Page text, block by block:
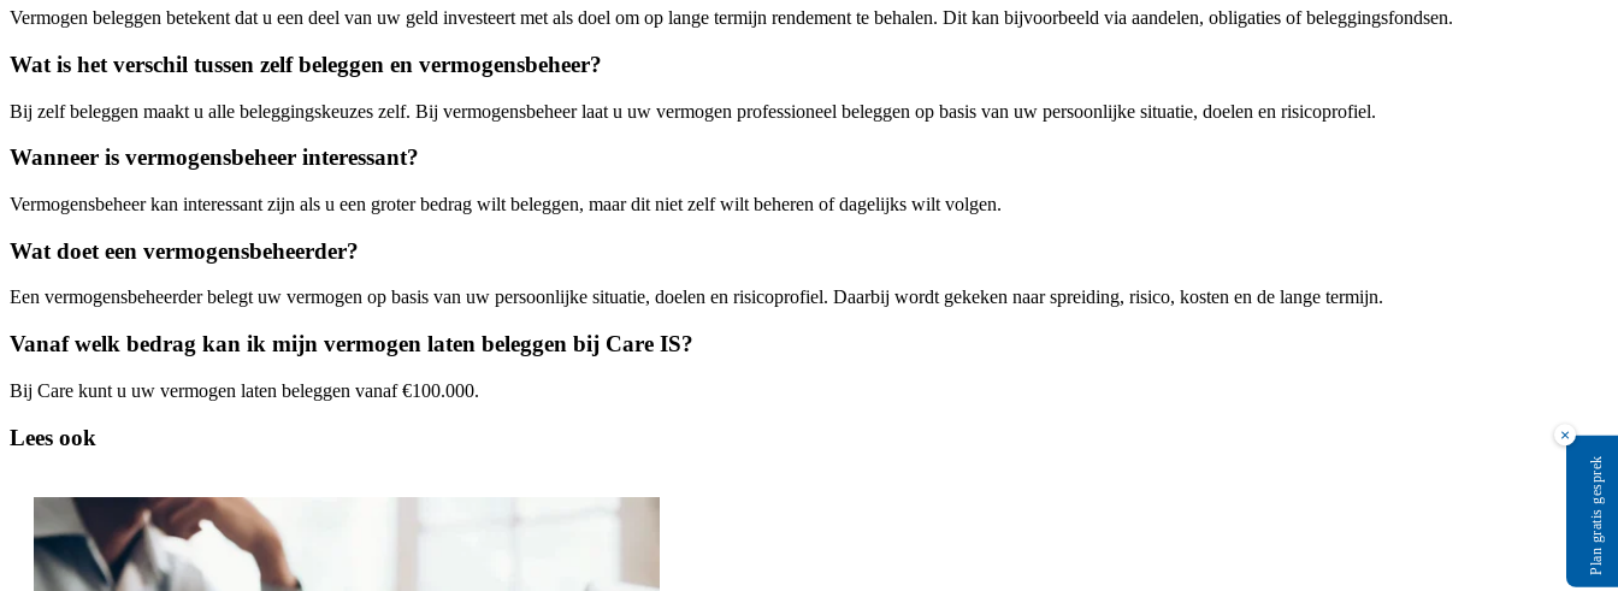
Vermogen beleggen betekent dat u een deel van uw geld investeert met als doel om op lange termijn rendement te behalen. Dit kan bijvoorbeeld via aandelen, obligaties of beleggingsfondsen.
Wat is het verschil tussen zelf beleggen en vermogensbeheer?
Bij zelf beleggen maakt u alle beleggingskeuzes zelf. Bij vermogensbeheer laat u uw vermogen professioneel beleggen op basis van uw persoonlijke situatie, doelen en risicoprofiel.
Wanneer is vermogensbeheer interessant?
Vermogensbeheer kan interessant zijn als u een groter bedrag wilt beleggen, maar dit niet zelf wilt beheren of dagelijks wilt volgen.
Wat doet een vermogensbeheerder?
Een vermogensbeheerder belegt uw vermogen op basis van uw persoonlijke situatie, doelen en risicoprofiel. Daarbij wordt gekeken naar spreiding, risico, kosten en de lange termijn.
Vanaf welk bedrag kan ik mijn vermogen laten beleggen bij Care IS?
Bij Care kunt u uw vermogen laten beleggen vanaf €100.000.
Lees ook ×
Plan gratis gesprek